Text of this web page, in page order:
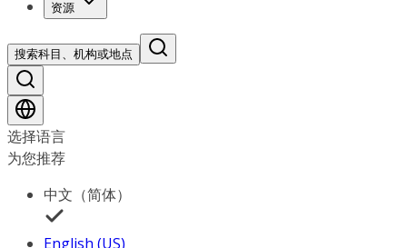
资源
搜索科目、机构或地点
选择语言
为您推荐
中文（简体）
English (US)